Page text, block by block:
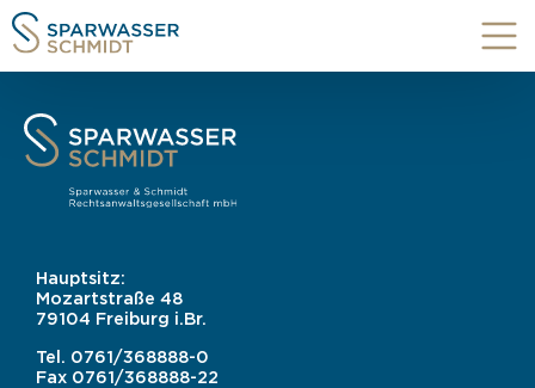
Hauptsitz:
Mozartstraße 48
79104 Freiburg i.Br.
Tel. 0761/368888-0
Fax 0761/368888-22